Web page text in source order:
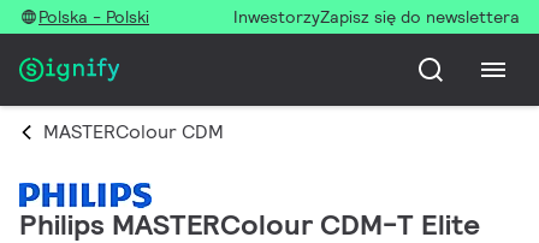
Polska - Polski InwestorzyZapisz się do newslettera
MASTERColour CDM
Philips MASTERColour CDM-T Elite